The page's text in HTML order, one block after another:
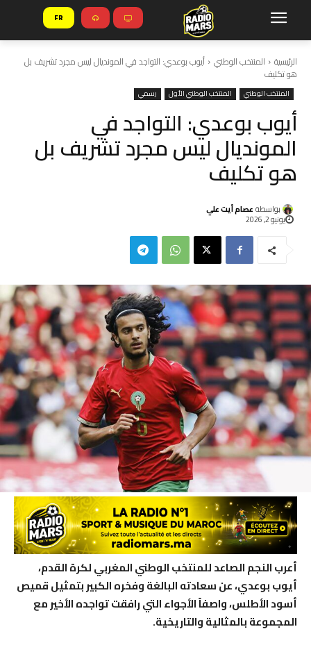
FR
الرئيسية المنتخب الوطني أيوب بوعدي: التواجد في المونديال ليس مجرد تشريف بل
هو تكليف
المنتخب الوطني المنتخب الوطني الأول رسمي
أيوب بوعدي: التواجد في
المونديال ليس مجرد تشريف بل
هو تكليف
بواسطة عصام أيت علي
يونيو 2, 2026
أعرب النجم الصاعد للمنتخب الوطني المغربي لكرة القدم،
أيوب بوعدي، عن سعادته البالغة وفخره الكبير بتمثيل قميص
أسود الأطلس، واصفاً الأجواء التي رافقت تواجده الأخير مع
المجموعة بالمثالية والتاريخية.